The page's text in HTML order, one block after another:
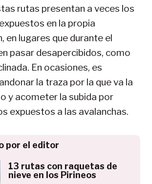
rutas presentan a veces los
en la propia
en lugares que durante el
pasar desapercibidos, como
En ocasiones, es
la traza por la que va la
y acometer la subida por
expuestos a las avalanchas.
por el editor
13 rutas con raquetas de
nieve en los Pirineos